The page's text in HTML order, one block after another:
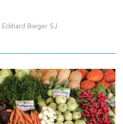
Eckhard Bieger S.J.